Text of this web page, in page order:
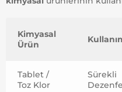
Kimyasal
Ürün
Tablet /
Toz Klor
Sürekli